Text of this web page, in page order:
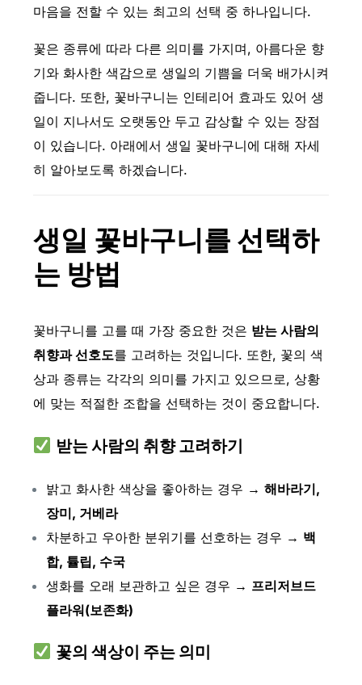
마음을 전할 수 있는 최고의 선택 중 하나입니다.
꽃은 종류에 따라 다른 의미를 가지며, 아름다운 향
기와 화사한 색감으로 생일의 기쁨을 더욱 배가시켜
줍니다. 또한, 꽃바구니는 인테리어 효과도 있어 생
일이 지나서도 오랫동안 두고 감상할 수 있는 장점
이 있습니다. 아래에서 생일 꽃바구니에 대해 자세
히 알아보도록 하겠습니다.
생일 꽃바구니를 선택하
는 방법
꽃바구니를 고를 때 가장 중요한 것은 받는 사람의
취향과 선호도를 고려하는 것입니다. 또한, 꽃의 색
상과 종류는 각각의 의미를 가지고 있으므로, 상황
에 맞는 적절한 조합을 선택하는 것이 중요합니다.
받는 사람의 취향 고려하기
밝고 화사한 색상을 좋아하는 경우 → 해바라기,
장미, 거베라
차분하고 우아한 분위기를 선호하는 경우 → 백
합, 튤립, 수국
생화를 오래 보관하고 싶은 경우 → 프리저브드
플라워(보존화)
꽃의 색상이 주는 의미